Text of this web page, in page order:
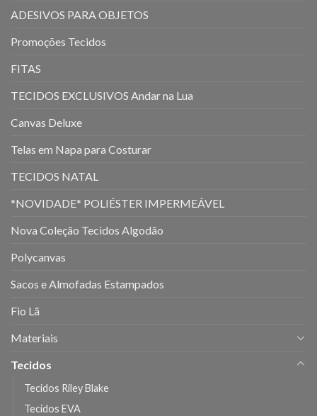
ADESIVOS PARA OBJETOS
Promoções Tecidos
FITAS
TECIDOS EXCLUSIVOS Andar na Lua
Canvas Deluxe
Telas em Napa para Costurar
TECIDOS NATAL
*NOVIDADE* POLIÉSTER IMPERMEÁVEL
Nova Coleção Tecidos Algodão
Polycanvas
Sacos e Almofadas Estampados
Fio Lã
Materiais
Tecidos
Tecidos Riley Blake
Tecidos EVA